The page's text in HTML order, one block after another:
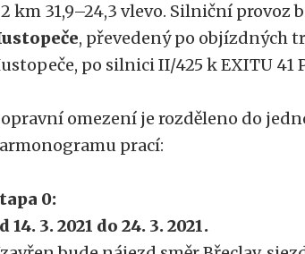
km 31,9–24,3 vlevo. Silniční provoz
, převedený po objízdných
po silnici II/425 k EXITU 41
omezení je rozděleno do
prací:
0:
14. 3. 2021 do 24. 3. 2021.